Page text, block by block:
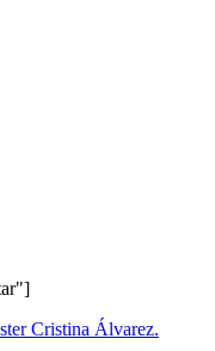
Cristina Álvarez.